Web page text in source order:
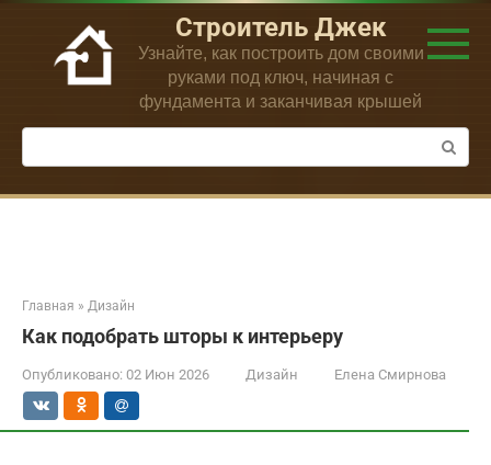
Перейти
контенту
Строитель Джек
Узнайте, как построить дом своими
руками под ключ, начиная с
фундамента и заканчивая крышей
Поиск:
Главная » Дизайн
Как подобрать шторы к интерьеру
Опубликовано: 02 Июн 2026 Дизайн Елена Смирнова